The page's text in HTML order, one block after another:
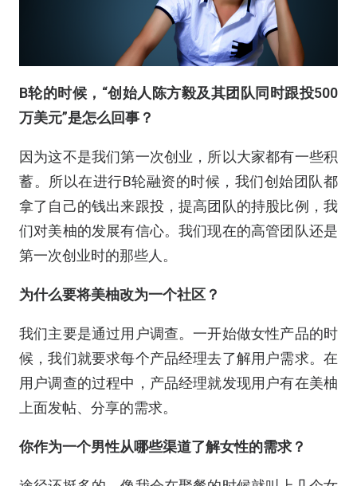
B轮的时候，“创始人陈方毅及其团队同时跟投500
万美元”是怎么回事？
因为这不是我们第一次创业，所以大家都有一些积
蓄。所以在进行B轮融资的时候，我们创始团队都
拿了自己的钱出来跟投，提高团队的持股比例，我
们对美柚的发展有信心。我们现在的高管团队还是
第一次创业时的那些人。
为什么要将美柚改为一个社区？
我们主要是通过用户调查。一开始做女性产品的时
候，我们就要求每个产品经理去了解用户需求。在
用户调查的过程中，产品经理就发现用户有在美柚
上面发帖、分享的需求。
你作为一个男性从哪些渠道了解女性的需求？